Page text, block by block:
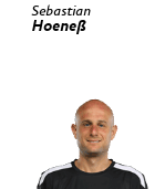
Sebastian
Hoeneß